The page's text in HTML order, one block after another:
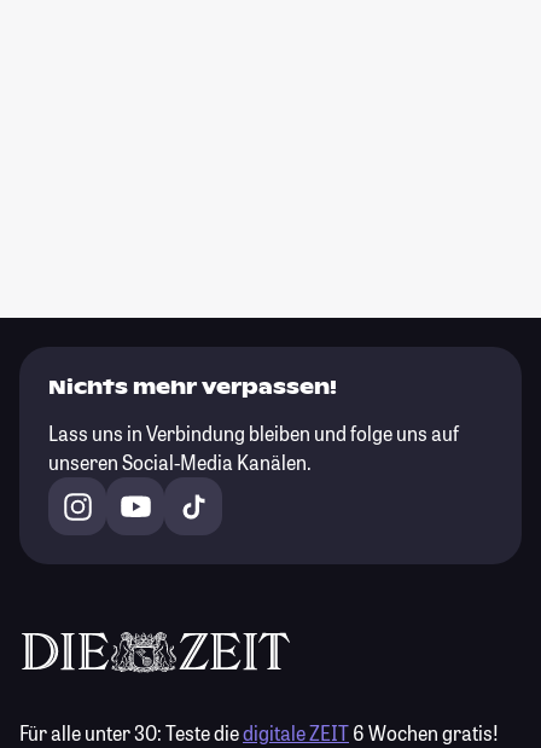
Nichts mehr verpassen!
Lass uns in Verbindung bleiben und folge uns auf
unseren Social-Media Kanälen.
Für alle unter 30:Teste diedigitale ZEIT6 Wochen gratis!